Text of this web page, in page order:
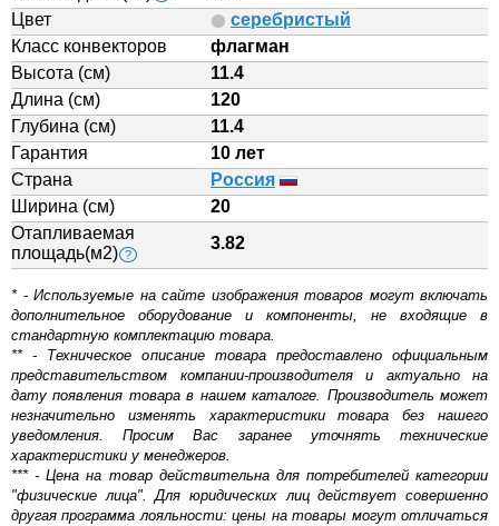
Цвет
серебристый
Класс конвекторов
флагман
Высота (см)
11.4
Длина (см)
120
Глубина (см)
11.4
Гарантия
10 лет
Страна
Россия
Ширина (см)
20
Отапливаемая
площадь(м2) ?
3.82
* - Используемые на сайте изображения товаров могут включать
дополнительное оборудование и компоненты, не входящие в
стандартную комплектацию товара.
** - Техническое описание товара предоставлено официальным
представительством компании-производителя и актуально на
дату появления товара в нашем каталоге. Производитель может
незначительно изменять характеристики товара без нашего
уведомления. Просим Вас заранее уточнять технические
характеристики у менеджеров.
*** - Цена на товар действительна для потребителей категории
"физические лица". Для юридических лиц действует совершенно
другая программа лояльности: цены на товары могут отличаться